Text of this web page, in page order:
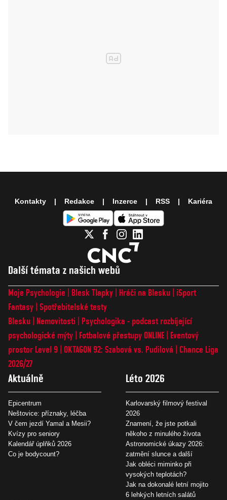
Další témata z našich webů
Moje Psychologie Blesk Tlapky Hráči na Blesku
iSport
Fantasy Spotřebitelské testy
Blesku
Nemovitosti
Psychologika - podcast rozbíjející
psychologické mýty
Fotbalové přestupy ONLINE
Eventový
prostor Level 9 OKTAGON 92: Szabová vs. Pudilová
Chance Liga
2026/27
Aktuálně
Epicentrum
Neštovice: příznaky, léčba
V čem jezdí Yamal a Mesii?
Kvízy pro seniory
Kalendář úplňků 2026
Co je bodycount?
Léto 2026
Karlovarský filmový festival
2026
Znamení, že jste potkali
někoho z minulého života
Astronomické úkazy 2026:
zatmění slunce a další
Jak obléci miminko při
vysokých teplotách?
Jak na dokonalé letní mojito
6 lehkých letních salátů
Kontakty Redakce Inzerce RSS Kariéra